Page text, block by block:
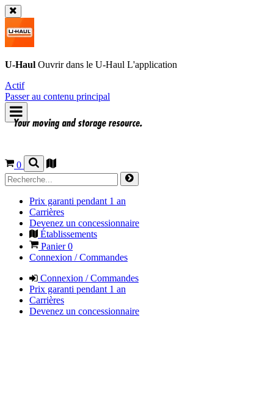
U-Haul Ouvrir dans le U-Haul L'application
Actif
Passer au contenu principal
0
Prix garanti pendant 1 an
Carrières
Devenez un concessionnaire
Établissements
Panier0
Connexion / Commandes
Connexion / Commandes
Prix garanti pendant 1 an
Carrières
Devenez un concessionnaire